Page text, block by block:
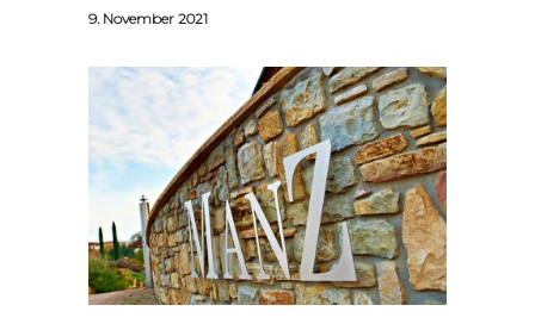
9. November 2021